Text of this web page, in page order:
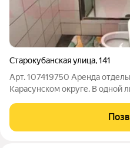
Старокубанская улица,141
Арт. 107419750 Аренда
Карасунском округе. В одной
улицу общая площадь 936,5
группы место для вывески